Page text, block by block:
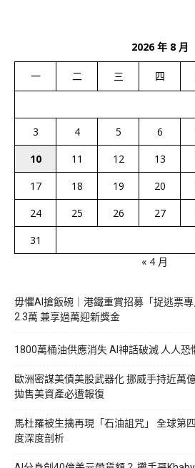
2026 年 8 月
一 二 三 四
3
4 5 6
10
11 12 13
17
18 19 20
24
25 26 27
31
« 4 月
毋懼AI搶飯碗｜港鐵重賞招募「捉逃票
2.3萬 兼享過萬迎新獎金
1800萬桶油供應消失 AI神話破滅 人人恐
歐洲密謀美債美股武器化 挪威手持近萬
拋售美資產必遭報復
馬杜羅被生擒再現「石油詛咒」 全球第
度深度剖析